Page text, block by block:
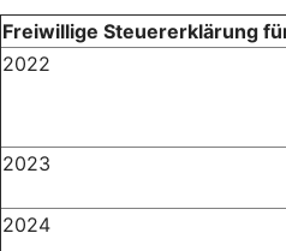
Freiwillige Steuererklärung
2022
2023
2024